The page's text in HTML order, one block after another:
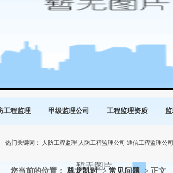
工程监理 甲级监理公司 工程监理资质
热门关键词： 人防工程监理 人防工程监理公司 通信工程监理公司
您当前的位置： 尊龙凯时 > 常见问题 > 正文